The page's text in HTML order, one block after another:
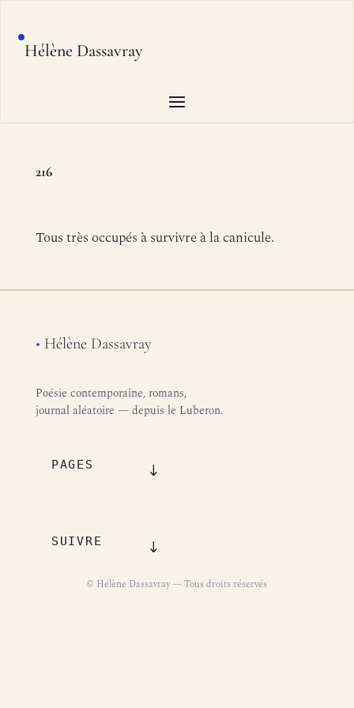
Hélène Dassavray
216
Tous très occupés à survivre à la canicule.
• Hélène Dassavray
Poésie contemporaine, romans,
journal aléatoire — depuis le Luberon.
PAGES
SUIVRE
© Hélène Dassavray — Tous droits réservés